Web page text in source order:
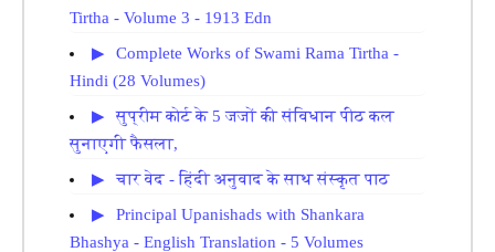
Tirtha - Volume 3 - 1913 Edn
Complete Works of Swami Rama Tirtha -
Hindi (28 Volumes)
सुप्रीम कोर्ट के 5 जजों की संविधान पीठ कल
सुनाएगी फैसला,
चार वेद - हिंदी अनुवाद के साथ संस्कृत पाठ
Principal Upanishads with Shankara
Bhashya - English Translation - 5 Volumes